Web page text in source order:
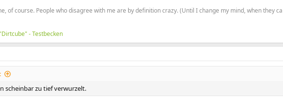
of course. People who disagree with me are by definition crazy. (Until I change my mind, when they
- Testbecken
scheinbar zu tief verwurzelt.